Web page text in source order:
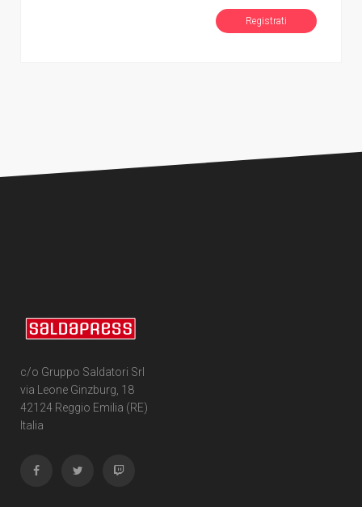
Registrati
c/o Gruppo Saldatori Srl
via Leone Ginzburg, 18
42124 Reggio Emilia (RE)
Italia